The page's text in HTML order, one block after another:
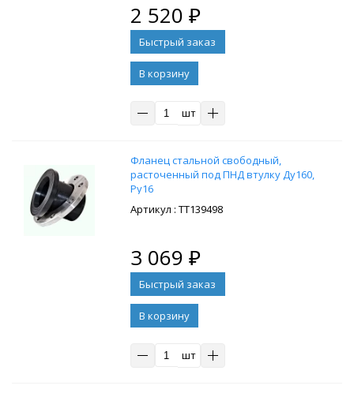
2 520 ₽
В корзину
шт
Фланец стальной свободный,
расточенный под ПНД втулку Ду160,
Ру16
: ТТ139498
3 069 ₽
В корзину
шт